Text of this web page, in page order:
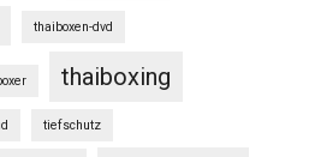
thaiboxen-dvd
thaiboxing
tiefschutz